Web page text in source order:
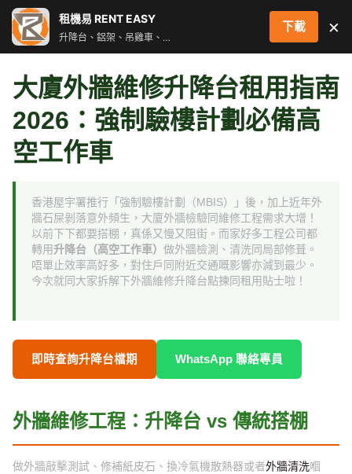
大廈外牆維修升降台租用指南
2026：強制驗樓計劃必備高
空工作車
香港屋宇署推行「強制驗樓計劃（MBIS）」後，加上近年外
牆石屎剝落意外頻生，大廈外牆檢驗同維修工程需求大增！
以前下下都要搭棚，真係又慢又阻街。而家好多工程公司都
轉用升降台（高空工作車） 做外牆檢測、清洗同局部修葺。
唔單止效率高好多，對住戶同附近交通嘅影響亦減到最少。
今次就同大家拆解下外牆維修升降台點揀同租用貼士啦！
即時查詢升降台檔期 WhatsApp 聯絡專員
外牆維修工程：升降台 vs 傳統搭棚
做外牆敲擊測試、修補紙皮石、換冷氣機散熱器或者外牆清洗嗰
租機易 RENT EASY
升降台、鋁架、吊雞車、街燈車 即時叫車配對服務
下載 ×